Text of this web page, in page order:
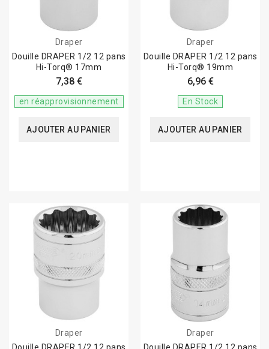
Draper
Douille DRAPER 1/2 12 pans
Hi-Torq® 17mm
7,38 €
en réapprovisionnement
AJOUTER AU PANIER
Draper
Douille DRAPER 1/2 12 pans
Hi-Torq® 19mm
6,96 €
En Stock
AJOUTER AU PANIER
Draper
Draper